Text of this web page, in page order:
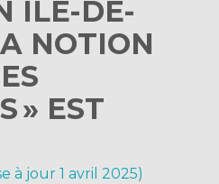
ILE-DE-
NOTION
» EST
à jour 1 avril 2025)